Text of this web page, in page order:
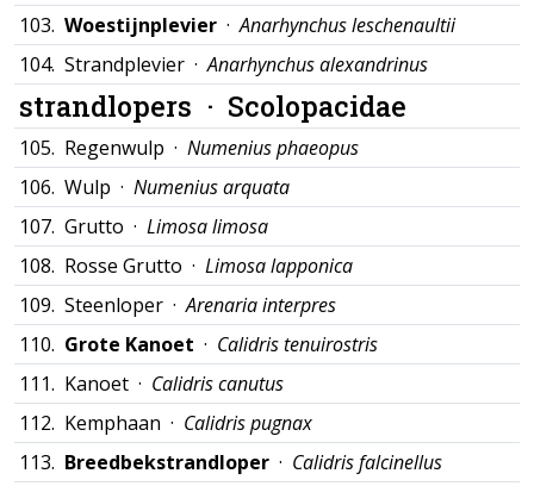
103. Woestijnplevier ·Anarhynchus leschenaultii
104. Strandplevier ·Anarhynchus alexandrinus
strandlopers · Scolopacidae
105. Regenwulp · Numenius phaeopus
106. Wulp · Numenius arquata
107. Grutto · Limosa limosa
108. Rosse Grutto · Limosa lapponica
109. Steenloper ·Arenaria interpres
110. Grote Kanoet · Calidris tenuirostris
111. Kanoet · Calidris canutus
112. Kemphaan · Calidris pugnax
113. Breedbekstrandloper · Calidris falcinellus